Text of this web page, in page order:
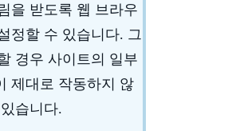
을 받도록 웹 브라우
정할 수 있습니다. 그
경우 사이트의 일부
제대로 작동하지 않
습니다.